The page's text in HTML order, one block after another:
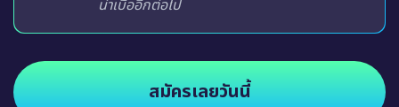
น่าเบื่ออีกต่อไป
สมัครเลยวันนี้